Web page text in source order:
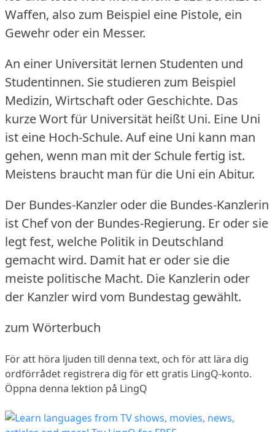
Waffen, also zum Beispiel eine Pistole, ein
Gewehr oder ein Messer.
An einer Universität lernen Studenten und
Studentinnen. Sie studieren zum Beispiel
Medizin, Wirtschaft oder Geschichte. Das
kurze Wort für Universität heißt Uni. Eine Uni
ist eine Hoch-Schule. Auf eine Uni kann man
gehen, wenn man mit der Schule fertig ist.
Meistens braucht man für die Uni ein Abitur.
Der Bundes-Kanzler oder die Bundes-Kanzlerin
ist Chef von der Bundes-Regierung. Er oder sie
legt fest, welche Politik in Deutschland
gemacht wird. Damit hat er oder sie die
meiste politische Macht. Die Kanzlerin oder
der Kanzler wird vom Bundestag gewählt.
zum Wörterbuch
För att höra ljuden till denna text, och för att lära dig
ordförrådet registrera dig för ett gratis LingQ-konto.
Öppna denna lektion på LingQ